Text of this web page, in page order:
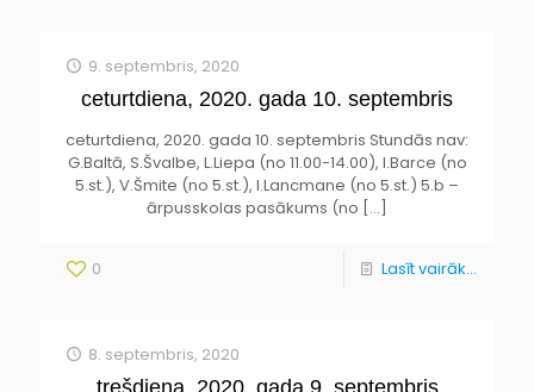
9. septembris, 2020
ceturtdiena, 2020. gada 10. septembris
ceturtdiena, 2020. gada 10. septembris Stundās nav:
G.Baltā, S.Švalbe, L.Liepa (no 11.00-14.00), I.Barce (no
5.st.), V.Šmite (no 5.st.), I.Lancmane (no 5.st.) 5.b –
ārpusskolas pasākums (no […]
0 Lasīt vairāk...
8. septembris, 2020
trešdiena, 2020. gada 9. septembris